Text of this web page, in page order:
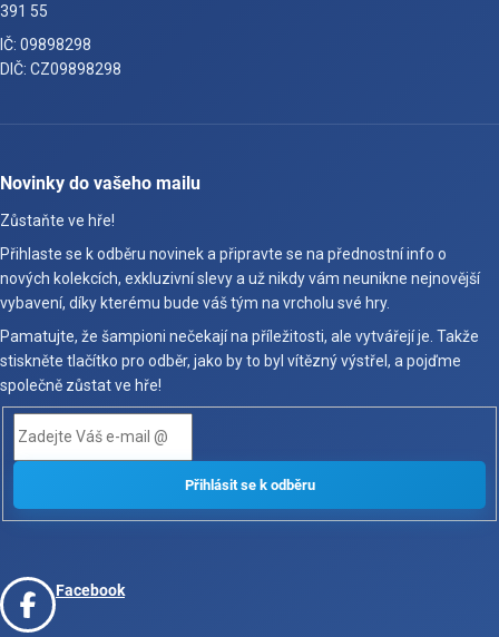
391 55
IČ: 09898298
DIČ: CZ09898298
Novinky do vašeho mailu
Zůstaňte ve hře!
Přihlaste se k odběru novinek a připravte se na přednostní info o
nových kolekcích, exkluzivní slevy a už nikdy vám neunikne nejnovější
vybavení, díky kterému bude váš tým na vrcholu své hry.
Pamatujte, že šampioni nečekají na příležitosti, ale vytvářejí je. Takže
stiskněte tlačítko pro odběr, jako by to byl vítězný výstřel, a pojďme
společně zůstat ve hře!
Facebook